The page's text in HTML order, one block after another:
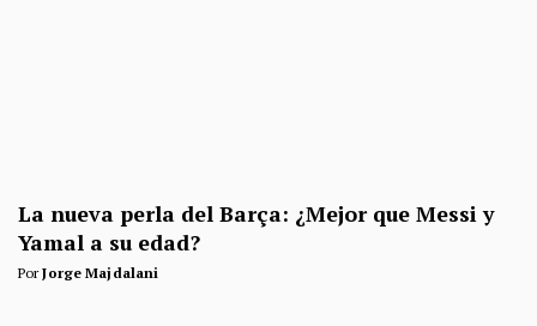
La nueva perla del Barça: ¿Mejor que Messi y
Yamal a su edad?
PorJorge Majdalani